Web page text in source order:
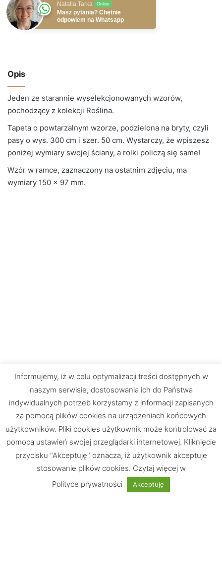
Natalia Tarka Online
Masz pytania? Chętnie
odpowiem na Whatsapp
Opis
Jeden ze starannie wyselekcjonowanych wzorów,
pochodzący z kolekcji Roślina.
Tapeta o powtarzalnym wzorze, podzielona na bryty, czyli
pasy o wys. 300 cm i szer. 50 cm. Wystarczy, że wpiszesz
poniżej wymiary swojej ściany, a rolki policzą się same!
Wzór w ramce, zaznaczony na ostatnim zdjęciu, ma
wymiary 150 × 97 mm.
Chętnie odpowiemy na Wasze pytania
Informujemy, iż w celu optymalizacji treści dostępnych w
naszym serwisie, dostosowania ich do Państwa
indywidualnych potrzeb korzystamy z informacji zapisanych
za pomocą plików cookies na urządzeniach końcowych
użytkowników. Pliki cookies użytkownik może kontrolować za
pomocą ustawień swojej przeglądarki internetowej. Kliknięcie
przycisku "Akceptuję" oznacza, iż użytkownik akceptuje
stosowanie plików cookies. Czytaj więcej w
Polityce prywatności
Akceptuję